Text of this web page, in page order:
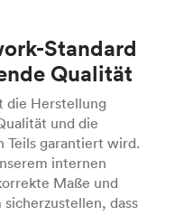
Standard
Qualität
die Herstellung
und die
Teils garantiert wird.
internen
Maße und
dass